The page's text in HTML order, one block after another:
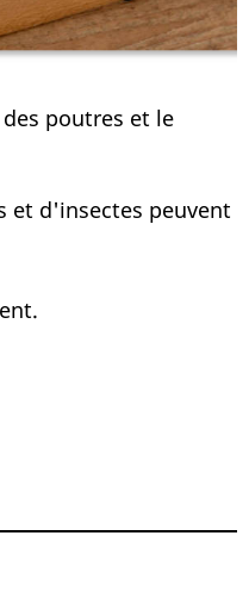
poutres et le
et d'insectes peuvent